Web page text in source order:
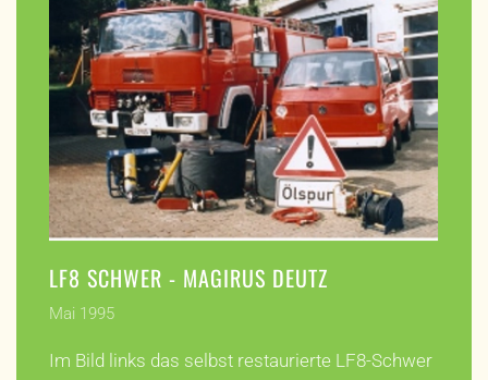
LF8 SCHWER - MAGIRUS DEUTZ
Mai 1995
Im Bild links das selbst restaurierte LF8-Schwer